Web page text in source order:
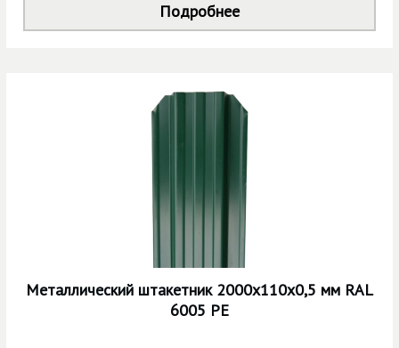
Подробнее
Металлический штакетник 2000х110х0,5 мм RAL
6005 РЕ